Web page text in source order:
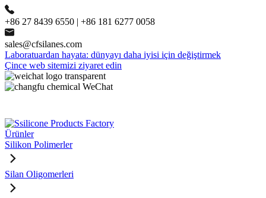
+86 27 8439 6550 | +86 181 6277 0058
sales@cfsilanes.com
Laboratuardan hayata: dünyayı daha iyisi için değiştirmek
Çince web sitemizi ziyaret edin
Ürünler
Silikon Polimerler
Silan Oligomerleri